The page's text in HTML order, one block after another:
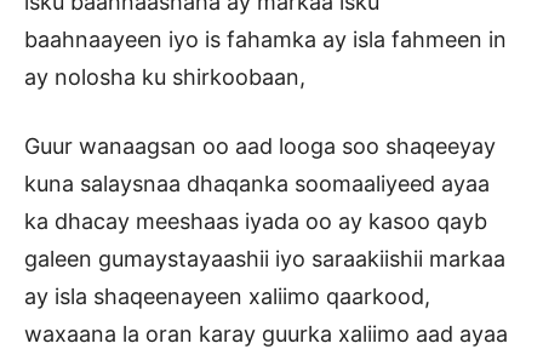
baahnaayeen iyo is fahamka ay isla fahmeen in
ay nolosha ku shirkoobaan,
Guur wanaagsan oo aad looga soo shaqeeyay
kuna salaysnaa dhaqanka soomaaliyeed ayaa
ka dhacay meeshaas iyada oo ay kasoo qayb
galeen gumaystayaashii iyo saraakiishii markaa
ay isla shaqeenayeen xaliimo qaarkood,
waxaana la oran karay guurka xaliimo aad ayaa